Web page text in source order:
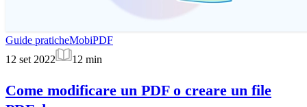
Guide praticheMobiPDF
12 set 2022
12 min
Come modificare un PDF o creare un file